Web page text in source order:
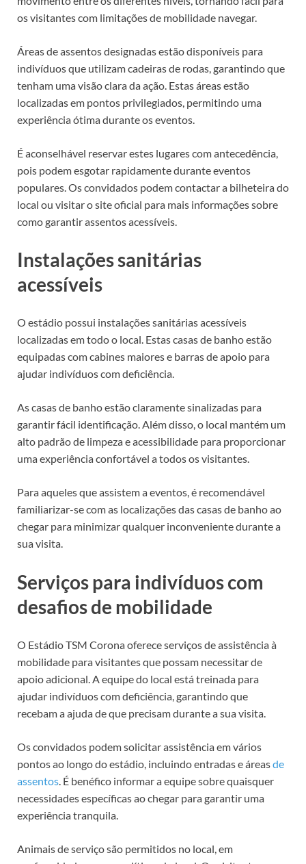
os visitantes com limitações de mobilidade navegar.
Áreas de assentos designadas estão disponíveis para
indivíduos que utilizam cadeiras de rodas, garantindo que
tenham uma visão clara da ação. Estas áreas estão
localizadas em pontos privilegiados, permitindo uma
experiência ótima durante os eventos.
É aconselhável reservar estes lugares com antecedência,
pois podem esgotar rapidamente durante eventos
populares. Os convidados podem contactar a bilheteira do
local ou visitar o site oficial para mais informações sobre
como garantir assentos acessíveis.
Instalações sanitárias
acessíveis
O estádio possui instalações sanitárias acessíveis
localizadas em todo o local. Estas casas de banho estão
equipadas com cabines maiores e barras de apoio para
ajudar indivíduos com deficiência.
As casas de banho estão claramente sinalizadas para
garantir fácil identificação. Além disso, o local mantém um
alto padrão de limpeza e acessibilidade para proporcionar
uma experiência confortável a todos os visitantes.
Para aqueles que assistem a eventos, é recomendável
familiarizar-se com as localizações das casas de banho ao
chegar para minimizar qualquer inconveniente durante a
sua visita.
Serviços para indivíduos com
desafios de mobilidade
O Estádio TSM Corona oferece serviços de assistência à
mobilidade para visitantes que possam necessitar de
apoio adicional. A equipe do local está treinada para
ajudar indivíduos com deficiência, garantindo que
recebam a ajuda de que precisam durante a sua visita.
Os convidados podem solicitar assistência em vários
pontos ao longo do estádio, incluindo entradas e áreasde
assentos . É benéfico informar a equipe sobre quaisquer
necessidades específicas ao chegar para garantir uma
experiência tranquila.
Animais de serviço são permitidos no local, em